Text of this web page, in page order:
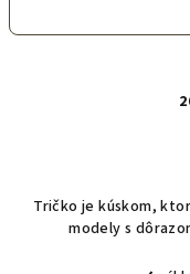
Tričko je kúskom,
modely s